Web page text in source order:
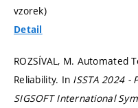
vzorek)
Detail
ROZSÍVAL, M. Automated
Reliability. In ISSTA 2024 -
SIGSOFT International